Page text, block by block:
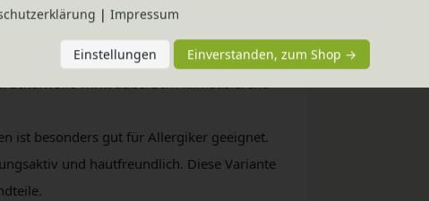
Schafschurwolle aus kontrolliert
Anbau.
Schafwolle wirkt außerdem klimatisierend
ist besonders gut für Allergiker geeignet.
und hautfreundlich. Diese Variante
| Impressum
Einstellungen Einverstanden, zum Shop →